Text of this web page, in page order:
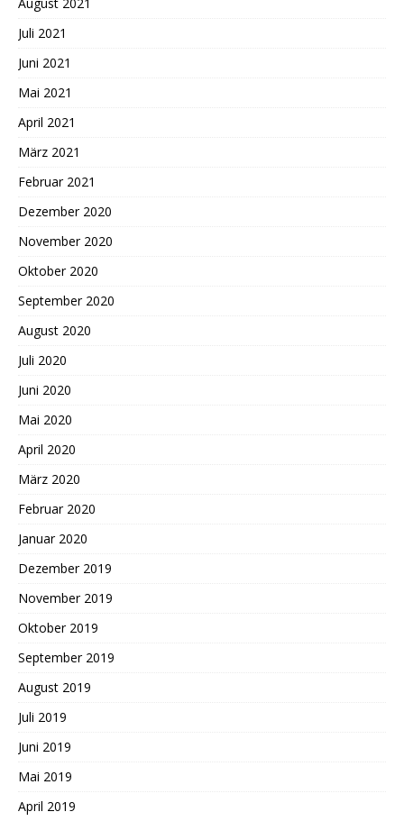
August 2021
Juli 2021
Juni 2021
Mai 2021
April 2021
März 2021
Februar 2021
Dezember 2020
November 2020
Oktober 2020
September 2020
August 2020
Juli 2020
Juni 2020
Mai 2020
April 2020
März 2020
Februar 2020
Januar 2020
Dezember 2019
November 2019
Oktober 2019
September 2019
August 2019
Juli 2019
Juni 2019
Mai 2019
April 2019